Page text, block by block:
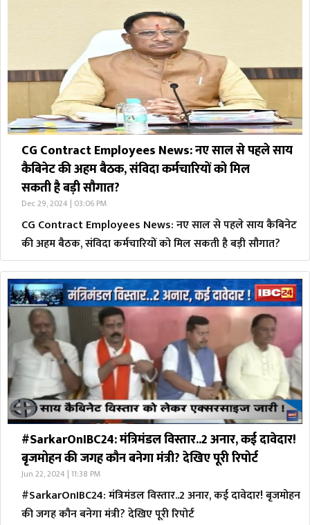
CG Contract Employees News: नए साल से पहले साय
कैबिनेट की अहम बैठक, संविदा कर्मचारियों को मिल
सकती है बड़ी सौगात?
Dec 29, 2024 | 03:06 PM
CG Contract Employees News: नए साल से पहले साय कैबिनेट
की अहम बैठक, संविदा कर्मचारियों को मिल सकती है बड़ी सौगात?
#SarkarOnIBC24: मंत्रिमंडल विस्तार..2 अनार, कई दावेदार!
बृजमोहन की जगह कौन बनेगा मंत्री? देखिए पूरी रिपोर्ट
Jun 22, 2024 | 11:38 PM
#SarkarOnIBC24: मंत्रिमंडल विस्तार..2 अनार, कई दावेदार! बृजमोहन
की जगह कौन बनेगा मंत्री? देखिए पूरी रिपोर्ट